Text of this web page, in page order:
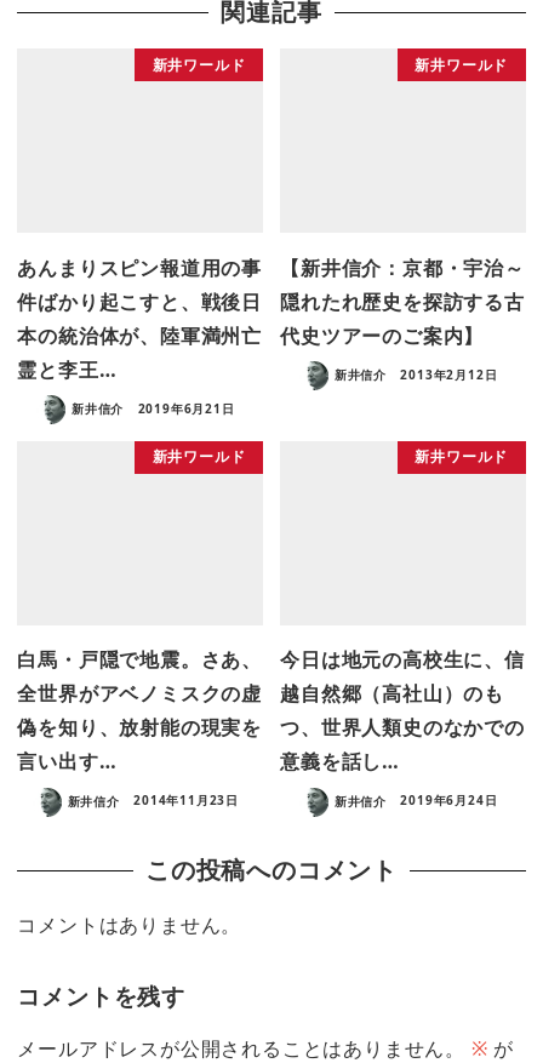
関連記事
新井ワールド
あんまりスピン報道用の事
件ばかり起こすと、戦後日
本の統治体が、陸軍満州亡
霊と李王…
新井信介 2019年6月21日
新井ワールド
【新井信介：京都・宇治～
隠れたれ歴史を探訪する古
代史ツアーのご案内】
新井信介 2013年2月12日
新井ワールド
白馬・戸隠で地震。さあ、
全世界がアベノミスクの虚
偽を知り、放射能の現実を
言い出す…
新井信介 2014年11月23日
新井ワールド
今日は地元の高校生に、信
越自然郷（高社山）のも
つ、世界人類史のなかでの
意義を話し…
新井信介 2019年6月24日
この投稿へのコメント
コメントはありません。
コメントを残す
メールアドレスが公開されることはありません。 ※ が